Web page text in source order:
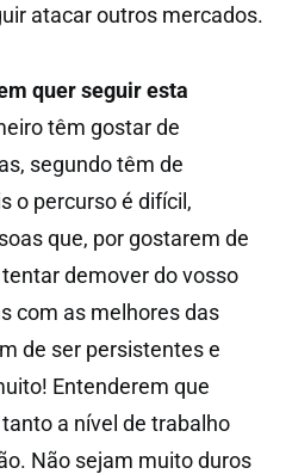
atacar outros mercados.
quer seguir esta
têm gostar de
segundo têm de
o percurso é difícil,
que, por gostarem de
demover do vosso
com as melhores das
de ser persistentes e
Entenderem que
a nível de trabalho
Não sejam muito duros